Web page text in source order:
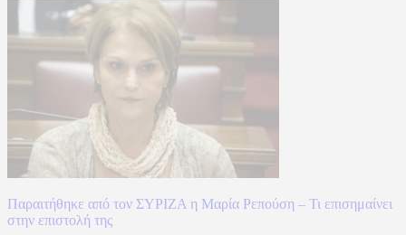
Παραιτήθηκε από τον ΣΥΡΙΖΑ η Μαρία Ρεπούση – Τι επισημαίνει
στην επιστολή της